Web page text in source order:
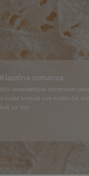
Klasična romansа
Niti nenametljive intimnosti
u svaki komad ove kolekcije,
baš za Vas.